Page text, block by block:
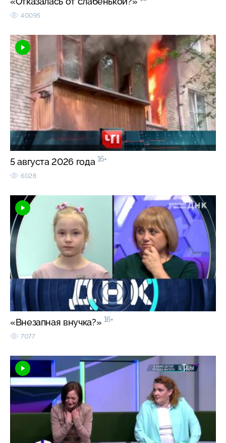
40095
5 августа 2026 года 16+
6028
«Внезапная внучка?» 16+
7077